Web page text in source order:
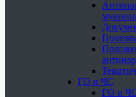
ГО и ЧС
ГО и